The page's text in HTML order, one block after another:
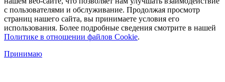
с пользователями и обслуживание. Продолжая просмотр
страниц нашего сайта, вы принимаете условия его
использования. Более подробные сведения смотрите в нашей
Политике в отношении файлов Cookie.
Принимаю